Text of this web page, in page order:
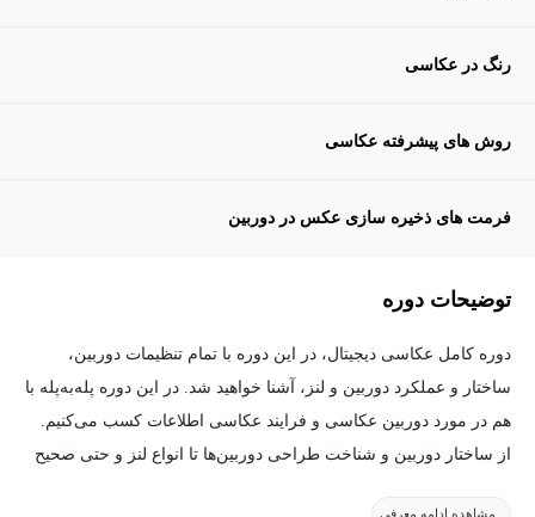
رنگ در عکاسی
روش های پیشرفته عکاسی
فرمت های ذخیره سازی عکس در دوربین
توضیحات دوره
دوره کامل عکاسی دیجیتال، در این دوره با تمام تنظیمات دوربین،
ساختار و عملکرد دوربین و لنز، آشنا خواهید شد. در این دوره پله‌به‌پله با
هم در مورد دوربین عکاسی و فرایند عکاسی اطلاعات کسب می‌کنیم.
از ساختار دوربین و شناخت طراحی دوربین‌ها تا انواع لنز و حتی صحیح
مشاهده ادامه معرفی